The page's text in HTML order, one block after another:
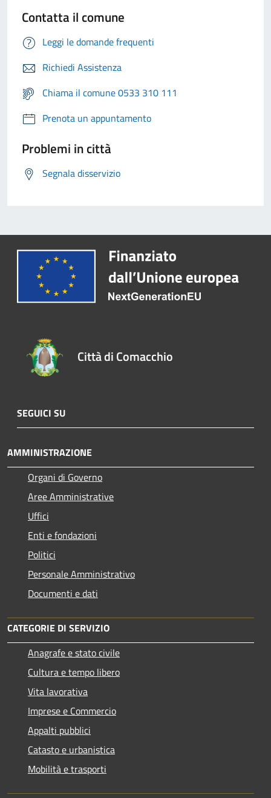
Contatta il comune
Leggi le domande frequenti
Richiedi Assistenza
Chiama il comune 0533 310 111
Prenota un appuntamento
Problemi in città
Segnala disservizio
Città di Comacchio
SEGUICI SU
AMMINISTRAZIONE
Organi di Governo
Aree Amministrative
Uffici
Enti e fondazioni
Politici
Personale Amministrativo
Documenti e dati
CATEGORIE DI SERVIZIO
Anagrafe e stato civile
Cultura e tempo libero
Vita lavorativa
Imprese e Commercio
Appalti pubblici
Catasto e urbanistica
Mobilità e trasporti